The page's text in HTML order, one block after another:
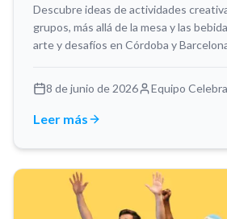
Descubre ideas de actividades
grupos, más allá de la mesa y las
arte y desafíos en Córdoba y
8 de junio de 2026 Equipo
Leer más